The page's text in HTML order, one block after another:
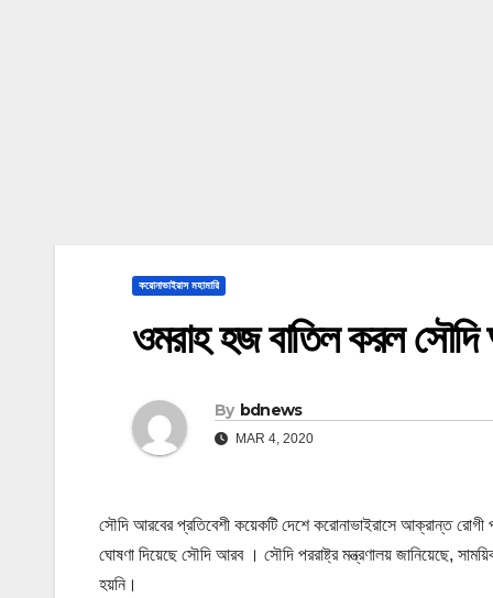
করোনাভাইরাস মহামারি
ওমরাহ হজ বাতিল করল সৌদি
By bdnews
MAR 4, 2020
সৌদি আরবের প্রতিবেশী কয়েকটি দেশে করোনাভাইরাসে আক্রান্ত
ঘোষণা দিয়েছে সৌদি আরব । সৌদি পররাষ্ট্র মন্ত্রণালয় জানিয়েছে,
হয়নি।